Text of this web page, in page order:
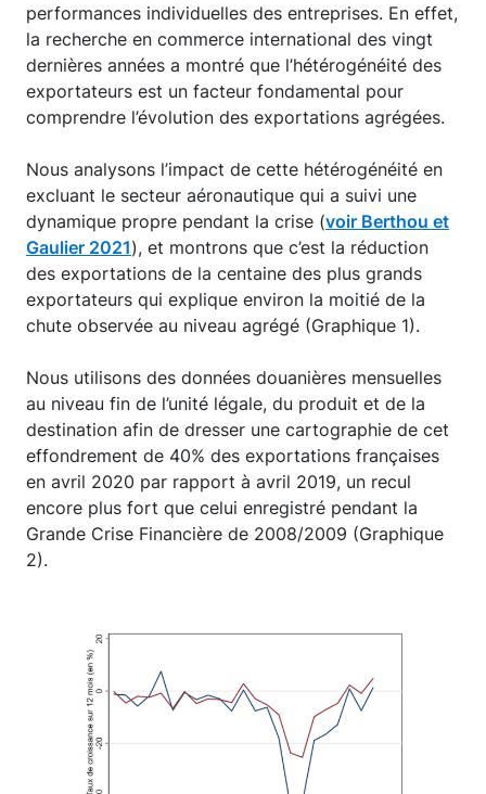
performances individuelles des entreprises. En effet,
la recherche en commerce international des vingt
dernières années a montré que l’hétérogénéité des
exportateurs est un facteur fondamental pour
comprendre l’évolution des exportations agrégées.
Nous analysons l’impact de cette hétérogénéité en
excluant le secteur aéronautique qui a suivi une
dynamique propre pendant la crise (voir Berthou et
Gaulier 2021), et montrons que c’est la réduction
des exportations de la centaine des plus grands
exportateurs qui explique environ la moitié de la
chute observée au niveau agrégé (Graphique 1).
Nous utilisons des données douanières mensuelles
au niveau fin de l’unité légale, du produit et de la
destination afin de dresser une cartographie de cet
effondrement de 40% des exportations françaises
en avril 2020 par rapport à avril 2019, un recul
encore plus fort que celui enregistré pendant la
Grande Crise Financière de 2008/2009 (Graphique
2).